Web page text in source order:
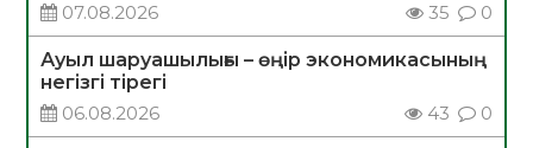
07.08.2026
35 0
Ауыл шаруашылығы – өңір экономикасының
негізгі тірегі
06.08.2026
43 0